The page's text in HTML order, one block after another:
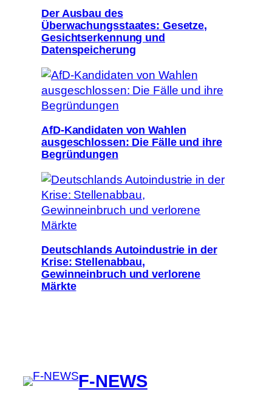
Der Ausbau des
Überwachungsstaates: Gesetze,
Gesichtserkennung und
Datenspeicherung
AfD-Kandidaten von Wahlen
ausgeschlossen: Die Fälle und ihre
Begründungen
Deutschlands Autoindustrie in der
Krise: Stellenabbau,
Gewinneinbruch und verlorene
Märkte
F-NEWS